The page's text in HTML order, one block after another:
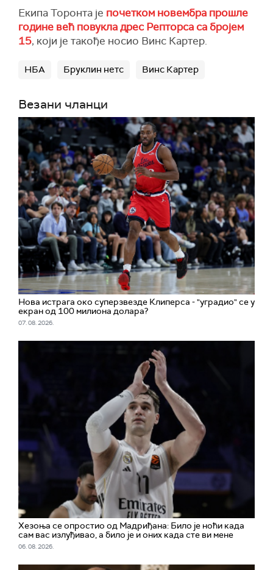
Екипа Торонта је почетком новембра прошле
године већ повукла дрес Репторса са бројем
15, који је такође носио Винс Картер.
НБА Бруклин нетс Винс Картер
Везани чланци
Нова истрага око суперзвезде Клиперса - "уградио" се у
екран од 100 милиона долара?
07. 08. 2026.
Хезоња се опростио од Мадриђана: Било је ноћи када
сам вас излуђивао, а било је и оних када сте ви мене
06. 08. 2026.